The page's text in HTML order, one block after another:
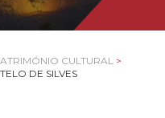
CULTURAL >
DE SILVES